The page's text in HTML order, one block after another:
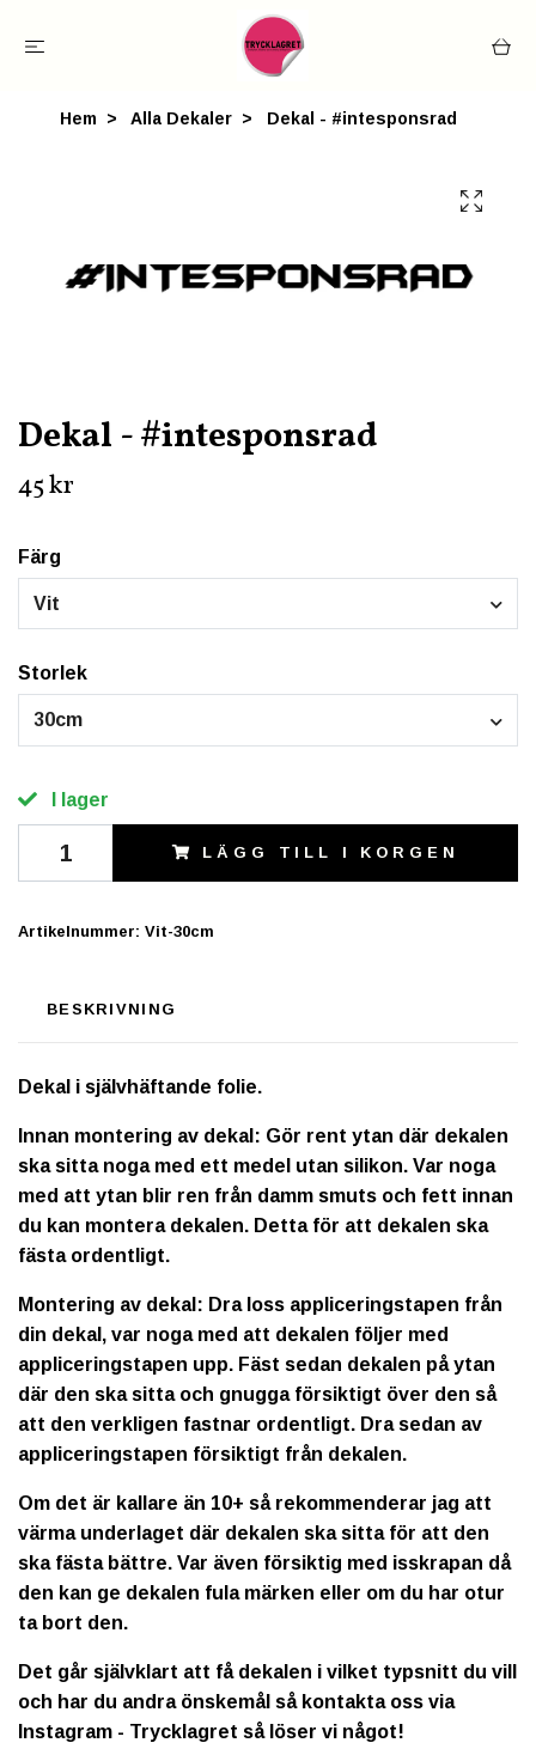
Hem Alla Dekaler Dekal - #intesponsrad
Dekal - #intesponsrad
45 kr
Färg
Vit
Storlek
30cm
I lager
LÄGG TILL I KORGEN
Artikelnummer: Vit-30cm
BESKRIVNING
Dekal i självhäftande folie.
Innan montering av dekal: Gör rent ytan där dekalen
ska sitta noga med ett medel utan silikon. Var noga
med att ytan blir ren från damm smuts och fett innan
du kan montera dekalen. Detta för att dekalen ska
fästa ordentligt.
Montering av dekal: Dra loss appliceringstapen från
din dekal, var noga med att dekalen följer med
appliceringstapen upp. Fäst sedan dekalen på ytan
där den ska sitta och gnugga försiktigt över den så
att den verkligen fastnar ordentligt. Dra sedan av
appliceringstapen försiktigt från dekalen.
Om det är kallare än 10+ så rekommenderar jag att
värma underlaget där dekalen ska sitta för att den
ska fästa bättre. Var även försiktig med isskrapan då
den kan ge dekalen fula märken eller om du har otur
ta bort den.
Det går självklart att få dekalen i vilket typsnitt du vill
och har du andra önskemål så kontakta oss via
Instagram - Trycklagret så löser vi något!